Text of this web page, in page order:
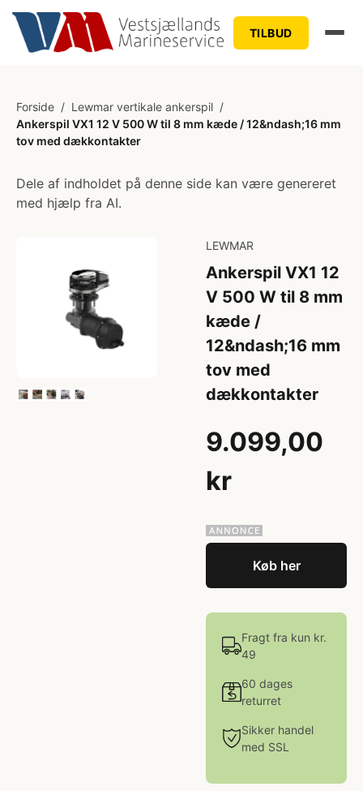
TILBUD
Forside / Lewmar vertikale ankerspil /
Ankerspil VX1 12 V 500 W til 8 mm kæde / 12&ndash;16 mm
tov med dækkontakter
Dele af indholdet på denne side kan være genereret
med hjælp fra AI.
LEWMAR
Ankerspil VX1 12
V 500 W til 8 mm
kæde /
12&ndash;16 mm
tov med
dækkontakter
9.099,00
kr
Køb her
Fragt fra kun kr.
49
60 dages
returret
Sikker handel
med SSL